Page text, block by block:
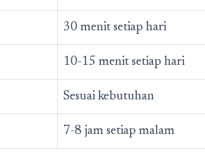
30 menit setiap hari
10-15 menit setiap hari
Sesuai kebutuhan
7-8 jam setiap malam